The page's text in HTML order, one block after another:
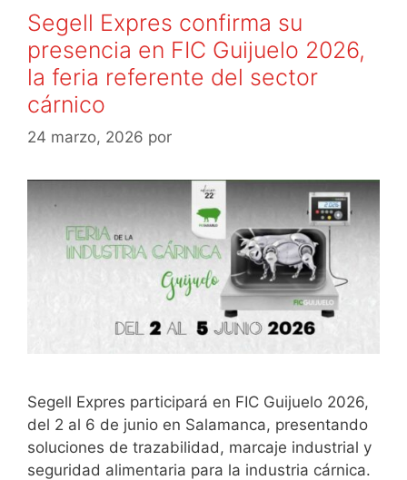
b
o
o
k
ar
tir
Segell Expres confirma su
presencia en FIC Guijuelo 2026,
la feria referente del sector
cárnico
24 marzo, 2026 por
Segell Expres participará en FIC Guijuelo 2026,
del 2 al 6 de junio en Salamanca, presentando
soluciones de trazabilidad, marcaje industrial y
seguridad alimentaria para la industria cárnica.